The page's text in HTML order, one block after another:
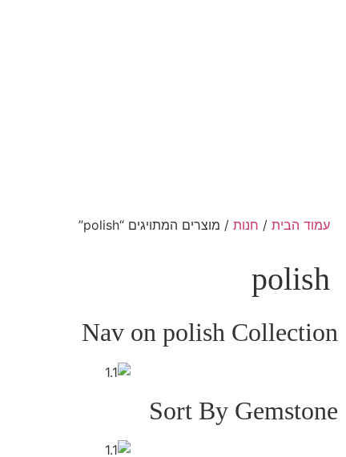
עמוד הבית / חנות / מוצרים המתויגים “polish”
polish
Nav on polish Collection
Sort By Gemstone